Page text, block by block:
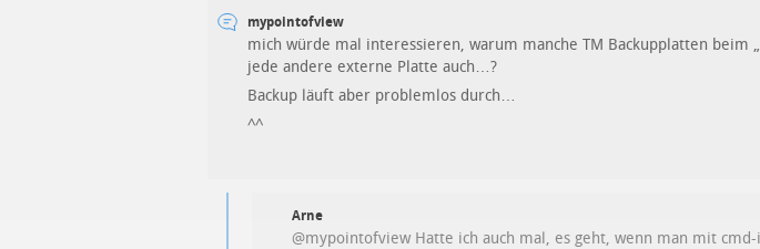
mypointofview
mich würde mal interessieren, warum manche TM Backupplatten
jede andere externe Platte auch…?
Backup läuft aber problemlos durch…
^^
Arne
@mypointofview Hatte ich auch mal, es geht, wenn man mit